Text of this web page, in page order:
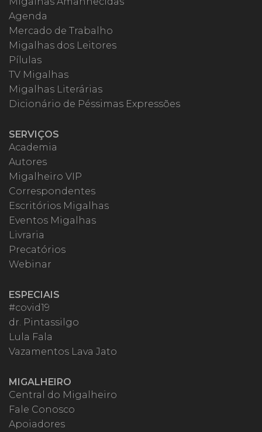
Agenda
Mercado de Trabalho
Migalhas dos Leitores
Pílulas
TV Migalhas
Migalhas Literárias
Dicionário de Péssimas Expressões
SERVIÇOS
Academia
Autores
Migalheiro VIP
Correspondentes
Escritórios Migalhas
Eventos Migalhas
Livraria
Precatórios
Webinar
ESPECIAIS
#covid19
dr. Pintassilgo
Lula Fala
Vazamentos Lava Jato
MIGALHEIRO
Central do Migalheiro
Fale Conosco
Apoiadores